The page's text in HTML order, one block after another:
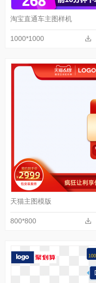
淘宝直通车主图样机
1000*1000
天猫主图模版
800*800